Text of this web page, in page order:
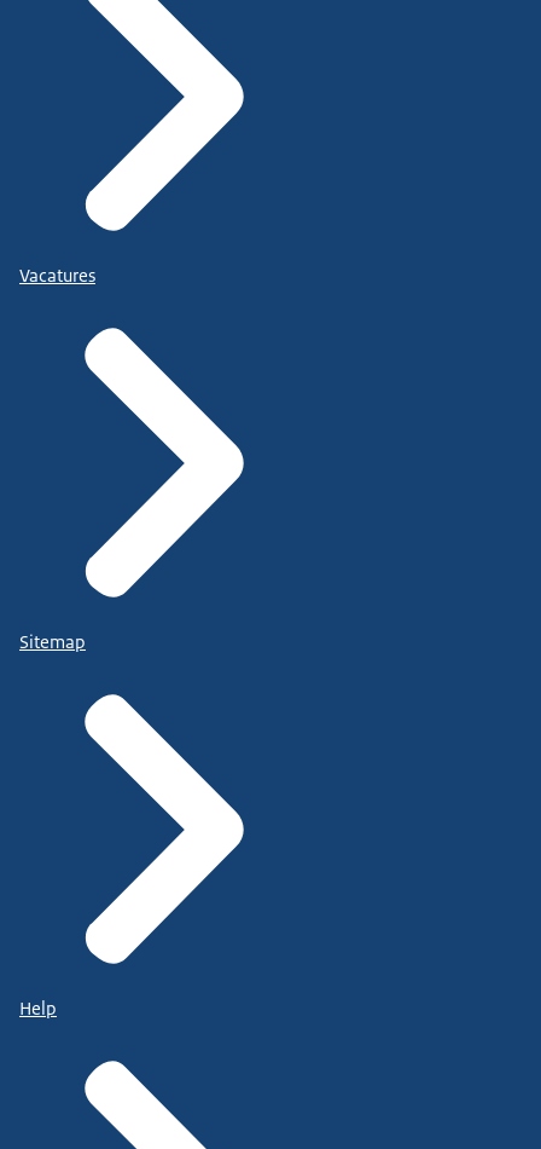
Vacatures
Sitemap
Help